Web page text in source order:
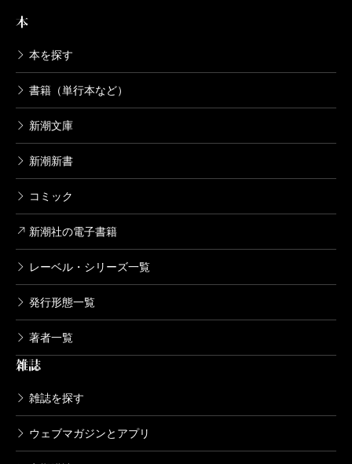
本
本を探す
書籍（単行本など）
新潮文庫
新潮新書
コミック
新潮社の電子書籍
レーベル・シリーズ一覧
発行形態一覧
著者一覧
雑誌
雑誌を探す
ウェブマガジンとアプリ